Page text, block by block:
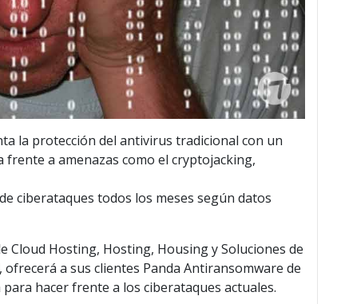
la protección del antivirus tradicional con un
a amenazas como el cryptojacking,
ciberataques todos los meses según datos
Cloud Hosting, Hosting, Housing y Soluciones de
a sus clientes Panda Antiransomware de
hacer frente a los ciberataques actuales.